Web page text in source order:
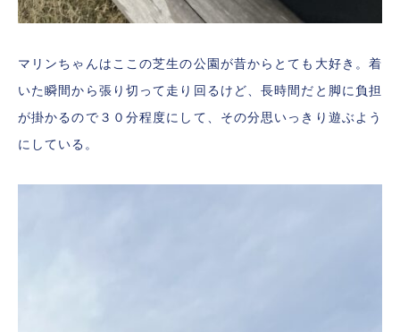
マリンちゃんはここの芝生の公園が昔からとても大好き。着
いた瞬間から張り切って走り回るけど、長時間だと脚に負担
が掛かるので３０分程度にして、その分思いっきり遊ぶよう
にしている。